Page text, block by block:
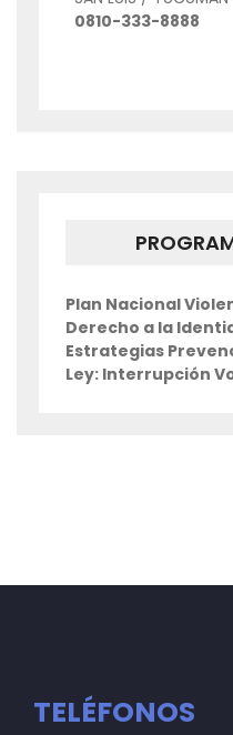
0810-333-8888
Plan Nacional
Derecho a la
Estrategias
Ley: Interrupción
TELÉFONOS